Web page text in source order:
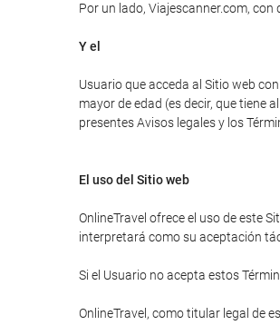
Por un lado, Viajescanner.com,
Y el
Usuario que acceda al Sitio web
mayor de edad (es decir, que tiene
presentes Avisos legales y los
El uso del Sitio web
OnlineTravel ofrece el uso de este
interpretará como su aceptación
Si el Usuario no acepta estos
OnlineTravel, como titular legal de